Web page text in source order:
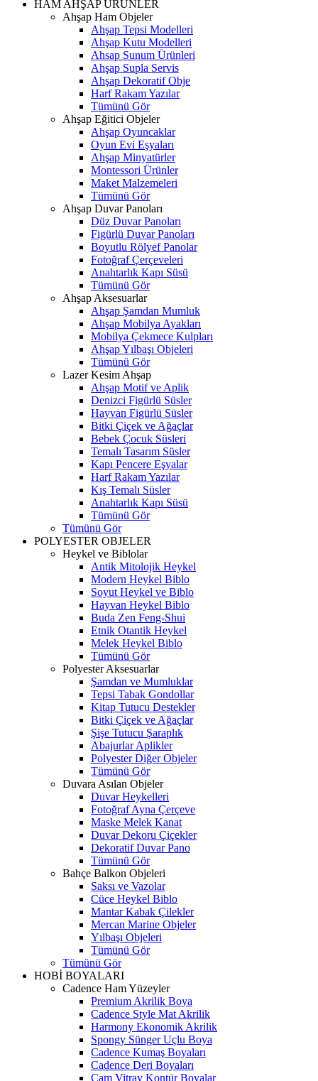
HAM AHŞAP ÜRÜNLER
Ahşap Ham Objeler
Ahşap Tepsi Modelleri
Ahşap Kutu Modelleri
Ahsap Sunum Ürünleri
Ahşap Supla Servis
Ahşap Dekoratif Obje
Harf Rakam Yazılar
Tümünü Gör
Ahşap Eğitici Objeler
Ahşap Oyuncaklar
Oyun Evi Eşyaları
Ahşap Minyatürler
Montessori Ürünler
Maket Malzemeleri
Tümünü Gör
Ahşap Duvar Panoları
Düz Duvar Panoları
Figürlü Duvar Panoları
Boyutlu Rölyef Panolar
Fotoğraf Çerçeveleri
Anahtarlık Kapı Süsü
Tümünü Gör
Ahşap Aksesuarlar
Ahşap Şamdan Mumluk
Ahşap Mobilya Ayakları
Mobilya Çekmece Kulpları
Ahşap Yılbaşı Objeleri
Tümünü Gör
Lazer Kesim Ahşap
Ahşap Motif ve Aplik
Denizci Figürlü Süsler
Hayvan Figürlü Süsler
Bitki Çiçek ve Ağaçlar
Bebek Çocuk Süsleri
Temalı Tasarım Süsler
Kapı Pencere Eşyalar
Harf Rakam Yazılar
Kış Temalı Süsler
Anahtarlık Kapı Süsü
Tümünü Gör
Tümünü Gör
POLYESTER OBJELER
Heykel ve Biblolar
Antik Mitolojik Heykel
Modern Heykel Biblo
Soyut Heykel ve Biblo
Hayvan Heykel Biblo
Buda Zen Feng-Shui
Etnik Otantik Heykel
Melek Heykel Biblo
Tümünü Gör
Polyester Aksesuarlar
Şamdan ve Mumluklar
Tepsi Tabak Gondollar
Kitap Tutucu Destekler
Bitki Çiçek ve Ağaçlar
Şişe Tutucu Şaraplık
Abajurlar Aplikler
Polyester Diğer Objeler
Tümünü Gör
Duvara Asılan Objeler
Duvar Heykelleri
Fotoğraf Ayna Çerçeve
Maske Melek Kanat
Duvar Dekoru Çiçekler
Dekoratif Duvar Pano
Tümünü Gör
Bahçe Balkon Objeleri
Saksı ve Vazolar
Cüce Heykel Biblo
Mantar Kabak Çilekler
Mercan Marine Objeler
Yılbaşı Objeleri
Tümünü Gör
Tümünü Gör
HOBİ BOYALARI
Cadence Ham Yüzeyler
Premium Akrilik Boya
Cadence Style Mat Akrilik
Harmony Ekonomik Akrilik
Spongy Sünger Uçlu Boya
Cadence Kumaş Boyaları
Cadence Deri Boyaları
Cam Vitray Kontür Boyalar